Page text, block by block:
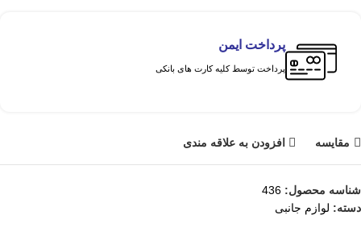
پرداخت ایمن
پرداخت توسط کلیه کارت های بانکی
مقايسه افزودن به علاقه مندی
شناسه محصول: 436
دسته: لوازم جانبی